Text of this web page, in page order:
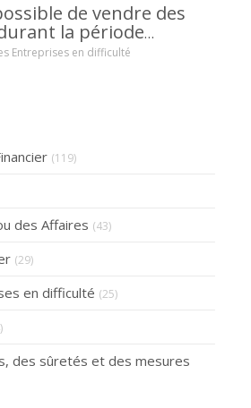
de vendre des
la période
d’un
Entreprises en difficulté
(119)
des Affaires (43)
(29)
en difficulté (25)
des sûretés et des mesures